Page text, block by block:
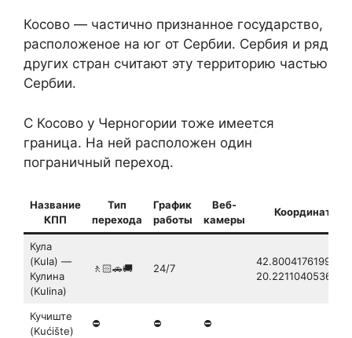
Косово — частично признанное государство,
расположеное на юг от Сербии. Сербия и ряд
других стран считают эту территорию частью
Сербии.
С Косово у Черногории тоже имеется
граница. На ней расположен один
пограничный переход.
Название
КПП
Тип
перехода
График
работы
Веб-
камеры
Координаты
Кула
(Kula) —
Кулина
(Kulina)
🚶🏻🚗🚚 24/7
20.2211040536281
Кучиште
(Kućište)
⛔ ⛔ ⛔